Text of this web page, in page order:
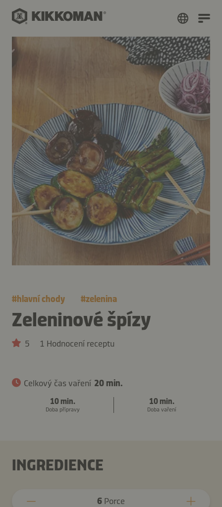
#hlavní chody #zelenina
Zeleninové špízy
5 1 Hodnocení receptu
Celkový čas vaření 20 min.
10 min.
Doba přípravy
10 min.
Doba vaření
INGREDIENCE
6 Porce